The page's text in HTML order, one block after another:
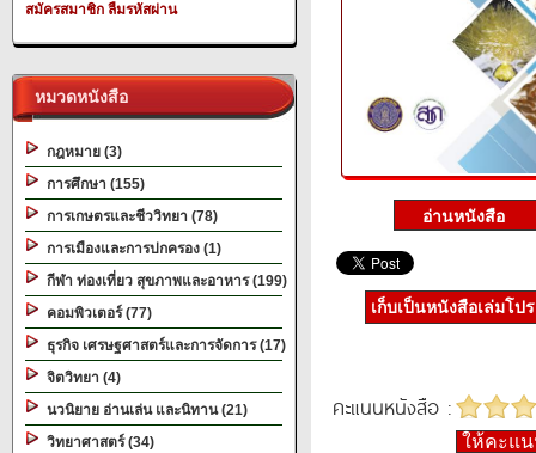
สมัครสมาชิก ลืมรหัสผ่าน
หมวดหนังสือ
กฎหมาย (3)
การศึกษา (155)
การเกษตรและชีววิทยา (78)
การเมืองและการปกครอง (1)
กีฬา ท่องเที่ยว สุขภาพและอาหาร (199)
คอมพิวเตอร์ (77)
ธุรกิจ เศรษฐศาสตร์และการจัดการ (17)
จิตวิทยา (4)
นวนิยาย อ่านเล่น และนิทาน (21)
วิทยาศาสตร์ (34)
เก็บเป็นหนังสือเล่มโป
คะแนนหนังสือ :
ให้คะแ